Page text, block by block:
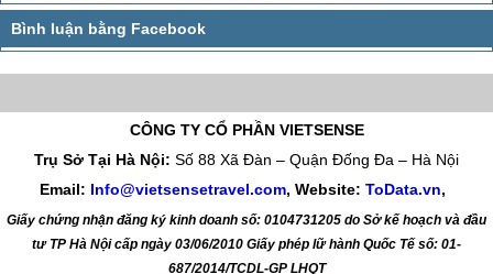
CÔNG TY CỔ PHẦN VIETSENSE
Trụ Sở Tại Hà Nội: Số 88 Xã Đàn – Quận Đống Đa – Hà Nội
Email: Info@vietsensetravel.com, Website: ToData.vn,
Giấy chứng nhận đăng ký kinh doanh số: 0104731205 do Sở kế hoạch và đầu
tư TP Hà Nội cấp ngày 03/06/2010 Giấy phép lữ hành Quốc Tế số: 01-
687/2014/TCDL-GP LHQT